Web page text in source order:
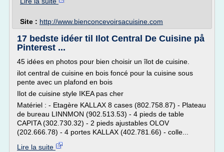
Site : http://www.bienconcevoirsacuisine.com
17 bedste idéer til Ilot Central De Cuisine på
Pinterest ...
45 idées en photos pour bien choisir un îlot de cuisine.
ilot central de cuisine en bois foncé pour la cuisine sous
pente avec un plafond en bois
Ilot de cuisine style IKEA pas cher
Matériel : - Etagère KALLAX 8 cases (802.758.87) - Plateau
de bureau LINNMON (902.513.53) - 4 pieds de table
CAPITA (302.730.32) - 2 pieds ajustables OLOV
(202.666.78) - 4 portes KALLAX (402.781.66) - colle...
Lire la suite